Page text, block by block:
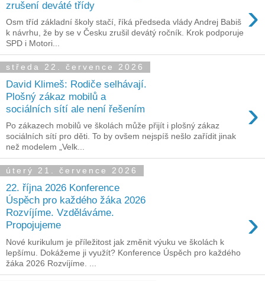
zrušení deváté třídy
›
Osm tříd základní školy stačí, říká předseda vlády Andrej Babiš
k návrhu, že by se v Česku zrušil devátý ročník. Krok podporuje
SPD i Motori...
středa 22. července 2026
David Klimeš: Rodiče selhávají.
Plošný zákaz mobilů a
sociálních sítí ale není řešením
›
Po zákazech mobilů ve školách může přijít i plošný zákaz
sociálních sítí pro děti. To by ovšem nejspíš nešlo zařídit jinak
než modelem „Velk...
úterý 21. července 2026
22. října 2026 Konference
Úspěch pro každého žáka 2026
Rozvíjíme. Vzděláváme.
Propojujeme
›
Nové kurikulum je příležitost jak změnit výuku ve školách k
lepšímu. Dokážeme ji využít? Konference Úspěch pro každého
žáka 2026 Rozvíjíme. ...